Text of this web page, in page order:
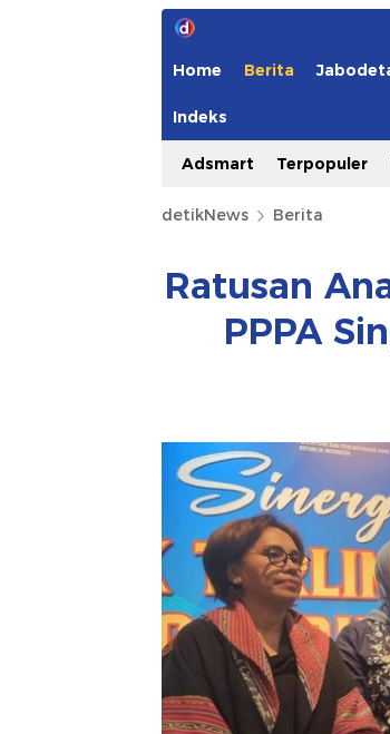
Home Berita
Indeks
Adsmart Terpopuler
detikNews Berita
Ratusan
PPPA